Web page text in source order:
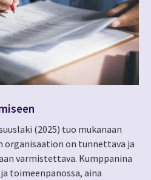
(2025) tuo mukanaan
on tunnettava ja
varmistettava. Kumppanina
toimeenpanossa, aina